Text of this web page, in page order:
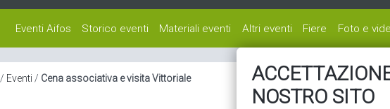
Eventi Aifos Storico eventi Materiali eventi Altri eventi Fiere Foto e
/ Eventi / Cena associativa e visita Vittoriale
NOSTRO SITO